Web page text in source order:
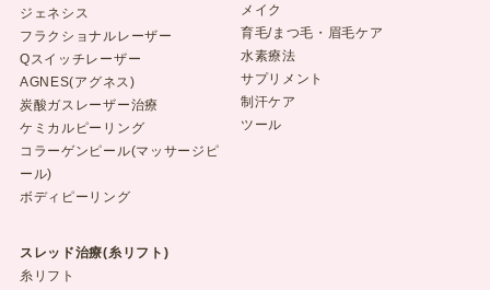
ジェネシス
フラクショナルレーザー
Qスイッチレーザー
AGNES(アグネス)
炭酸ガスレーザー治療
ケミカルピーリング
コラーゲンピール(マッサージピ
ール)
ボディピーリング
スレッド治療(糸リフト)
糸リフト
メイク
育毛/まつ毛・眉毛ケア
水素療法
サプリメント
制汗ケア
ツール